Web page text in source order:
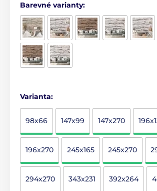
Barevné varianty:
Varianta:
98x66 147x99 147x270
196x270 245x165 245x270
294x270 343x231 392x264